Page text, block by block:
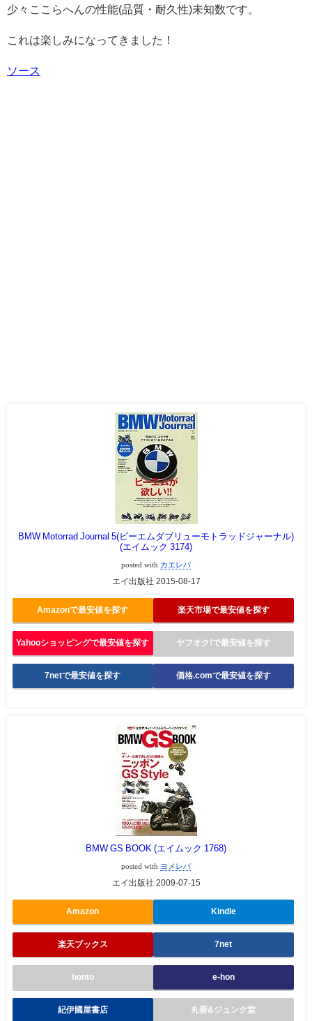
少々ここらへんの性能(品質・耐久性)未知数です。
これは楽しみになってきました！
ソース
BMW Motorrad Journal 5(ビーエムダブリューモトラッドジャーナル)
(エイムック 3174)
posted with カエレバ
エイ出版社 2015-08-17
Amazonで最安値を探す 楽天市場で最安値を探す
Yahooショッピングで最安値を探す ヤフオク!で最安値を探す
7netで最安値を探す 価格.comで最安値を探す
BMW GS BOOK (エイムック 1768)
posted with ヨメレバ
エイ出版社 2009-07-15
Amazon Kindle
楽天ブックス 7net
honto e-hon
紀伊國屋書店 丸善&ジュンク堂